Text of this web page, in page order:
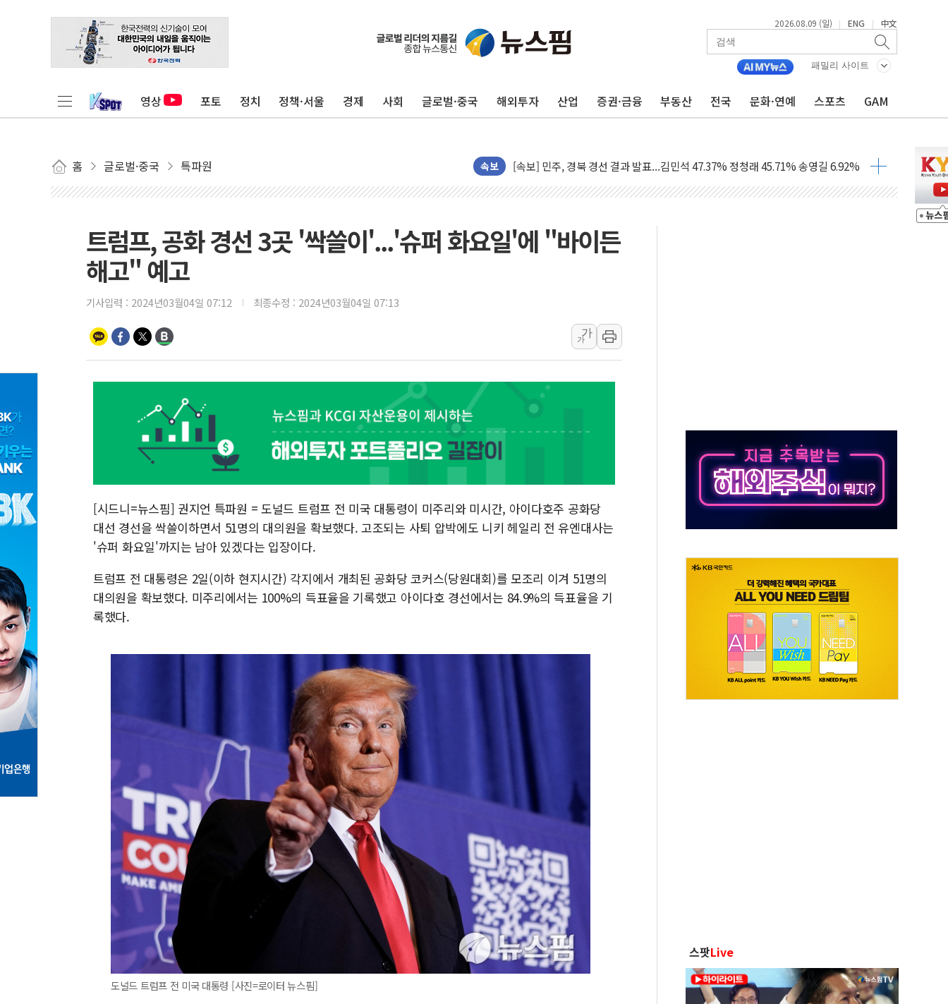
2026.08.09 (일) | ENG | 中文
패밀리 사이트
영상 포토 정치 정책·서울 경제 사회 글로벌·중국 해외투자 산업 증권·금융 부동산 전국 문화·연예 스포츠 GAM
홈 글로벌·중국 특파원 속보
125mm 폭우 쏟아진 울진...'두천~하당'·'올미골교' 차량 통행 선제 제한
평택 진위면 공장서 탱크 내부 작업 중 근로자 1명 숨져
상주 낙동강 선착장 하류서 50대 숨진 채 발견...경찰, 조사 중
[종합] 김민석, 정청래에 누적 1.48%p 차 선두 유지...金 46.01% vs 鄭 44.53%
인천서 말다툼 중 어머니 살해 10대 구속…범행 후 반려견도 죽여
김민석, 강원·대구·경북 경선서 정청래에 승리…金 48.54% vs 鄭 44.40%
[속보] 민주, 강원 경선 결과 발표...김민석 50.30% 정청래 41.94% 송영길 7.76%
정재헌 CEO, SKT 장기고객 400명 맞이…"마음 잇는 시간 되길"
하나금융, 명동 소상공인에 '행복상자' 전달
인천시 광복절 현수막 '태극기 거꾸로' 논란…이틀만에 철거
병무청, 보충역 전면 손질… 예술·체육요원 최대 33% 감축
홈플러스發 대형마트 판매, 역대 최대폭 감소한 9.4%↓…유통업계 양극화 심화
윤준병·이해민 의원, '정부 특사'로 콜롬비아 대통령 취임식 참석
'호우·산사태 주의보' 울진 시간당 30mm 강한 비...호우 피해 없어
트럼프, 공화 경선 3곳 '싹쓸이'...'슈퍼 화요일'에 "바이든
해고" 예고
기사입력 : 2024년03월04일 07:12 최종수정 : 2024년03월04일 07:13
가
가
[시드니=뉴스핌] 권지언 특파원 = 도널드 트럼프 전 미국 대통령이 미주리와 미시간, 아이다호주 공화당
대선 경선을 싹쓸이하면서 51명의 대의원을 확보했다. 고조되는 사퇴 압박에도 니키 헤일리 전 유엔대사는
'슈퍼 화요일'까지는 남아 있겠다는 입장이다.
트럼프 전 대통령은 2일(이하 현지시간) 각지에서 개최된 공화당 코커스(당원대회)를 모조리 이겨 51명의
대의원을 확보했다. 미주리에서는 100%의 득표율을 기록했고 아이다호 경선에서는 84.9%의 득표율을 기
록했다.
도널드 트럼프 전 미국 대통령 [사진=로이터 뉴스핌]
스팟Live